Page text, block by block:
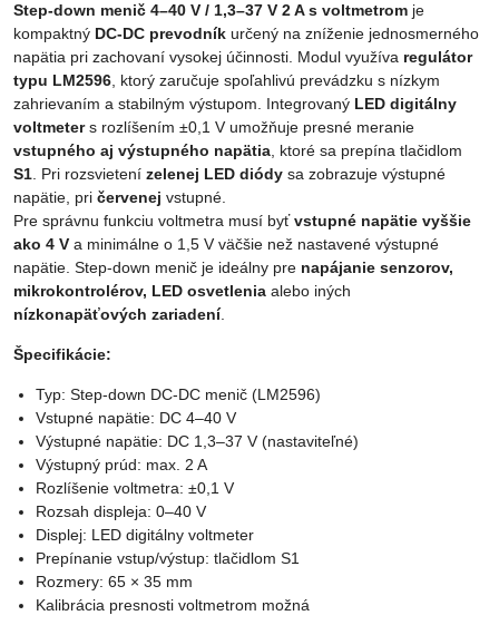
Step-down menič 4–40 V / 1,3–37 V 2 A s voltmetrom je
kompaktný DC-DC prevodník určený na zníženie jednosmerného
napätia pri zachovaní vysokej účinnosti. Modul využíva regulátor
typu LM2596, ktorý zaručuje spoľahlivú prevádzku s nízkym
zahrievaním a stabilným výstupom. Integrovaný LED digitálny
voltmeters rozlíšením ±0,1 V umožňuje presné meranie
vstupného aj výstupného napätia, ktoré sa prepína tlačidlom
S1. Pri rozsvietení zelenej LED diódy sa zobrazuje výstupné
napätie, pri červenej vstupné.
Pre správnu funkciu voltmetra musí byťvstupné napätie vyššie
ako 4 V a minimálne o 1,5 V väčšie než nastavené výstupné
napätie. Step-down menič je ideálny pre napájanie senzorov,
mikrokontrolérov, LED osvetlenia alebo iných
nízkonapäťových zariadení.
Špecifikácie:
Typ: Step-down DC-DC menič (LM2596)
Vstupné napätie: DC 4–40 V
Výstupné napätie: DC 1,3–37 V (nastaviteľné)
Výstupný prúd: max. 2 A
Rozlíšenie voltmetra: ±0,1 V
Rozsah displeja: 0–40 V
Displej: LED digitálny voltmeter
Prepínanie vstup/výstup: tlačidlom S1
Rozmery: 65 × 35 mm
Kalibrácia presnosti voltmetrom možná